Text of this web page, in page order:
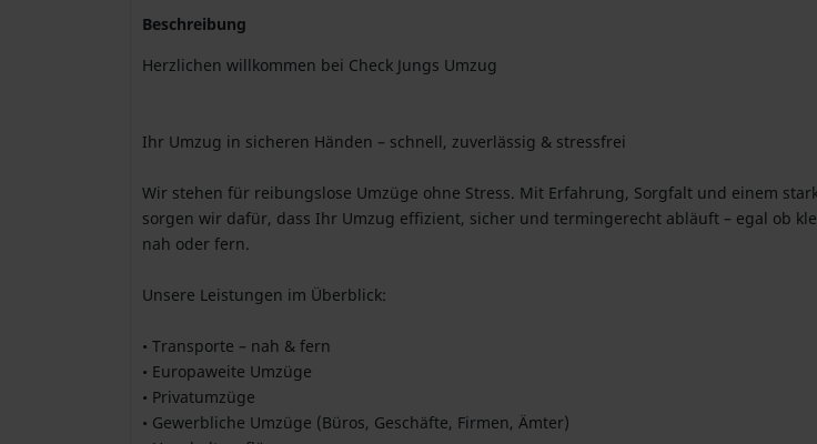
Beschreibung
Herzlichen willkommen bei Check Jungs Umzug
Ihr Umzug in sicheren Händen – schnell, zuverlässig & stressfrei
Wir stehen für reibungslose Umzüge ohne Stress. Mit Erfahrung, Sorgfalt und einem
sorgen wir dafür, dass Ihr Umzug effizient, sicher und termingerecht abläuft – egal ob
nah oder fern.
Unsere Leistungen im Überblick:
• Transporte – nah & fern
• Europaweite Umzüge
• Privatumzüge
• Gewerbliche Umzüge (Büros, Geschäfte, Firmen, Ämter)